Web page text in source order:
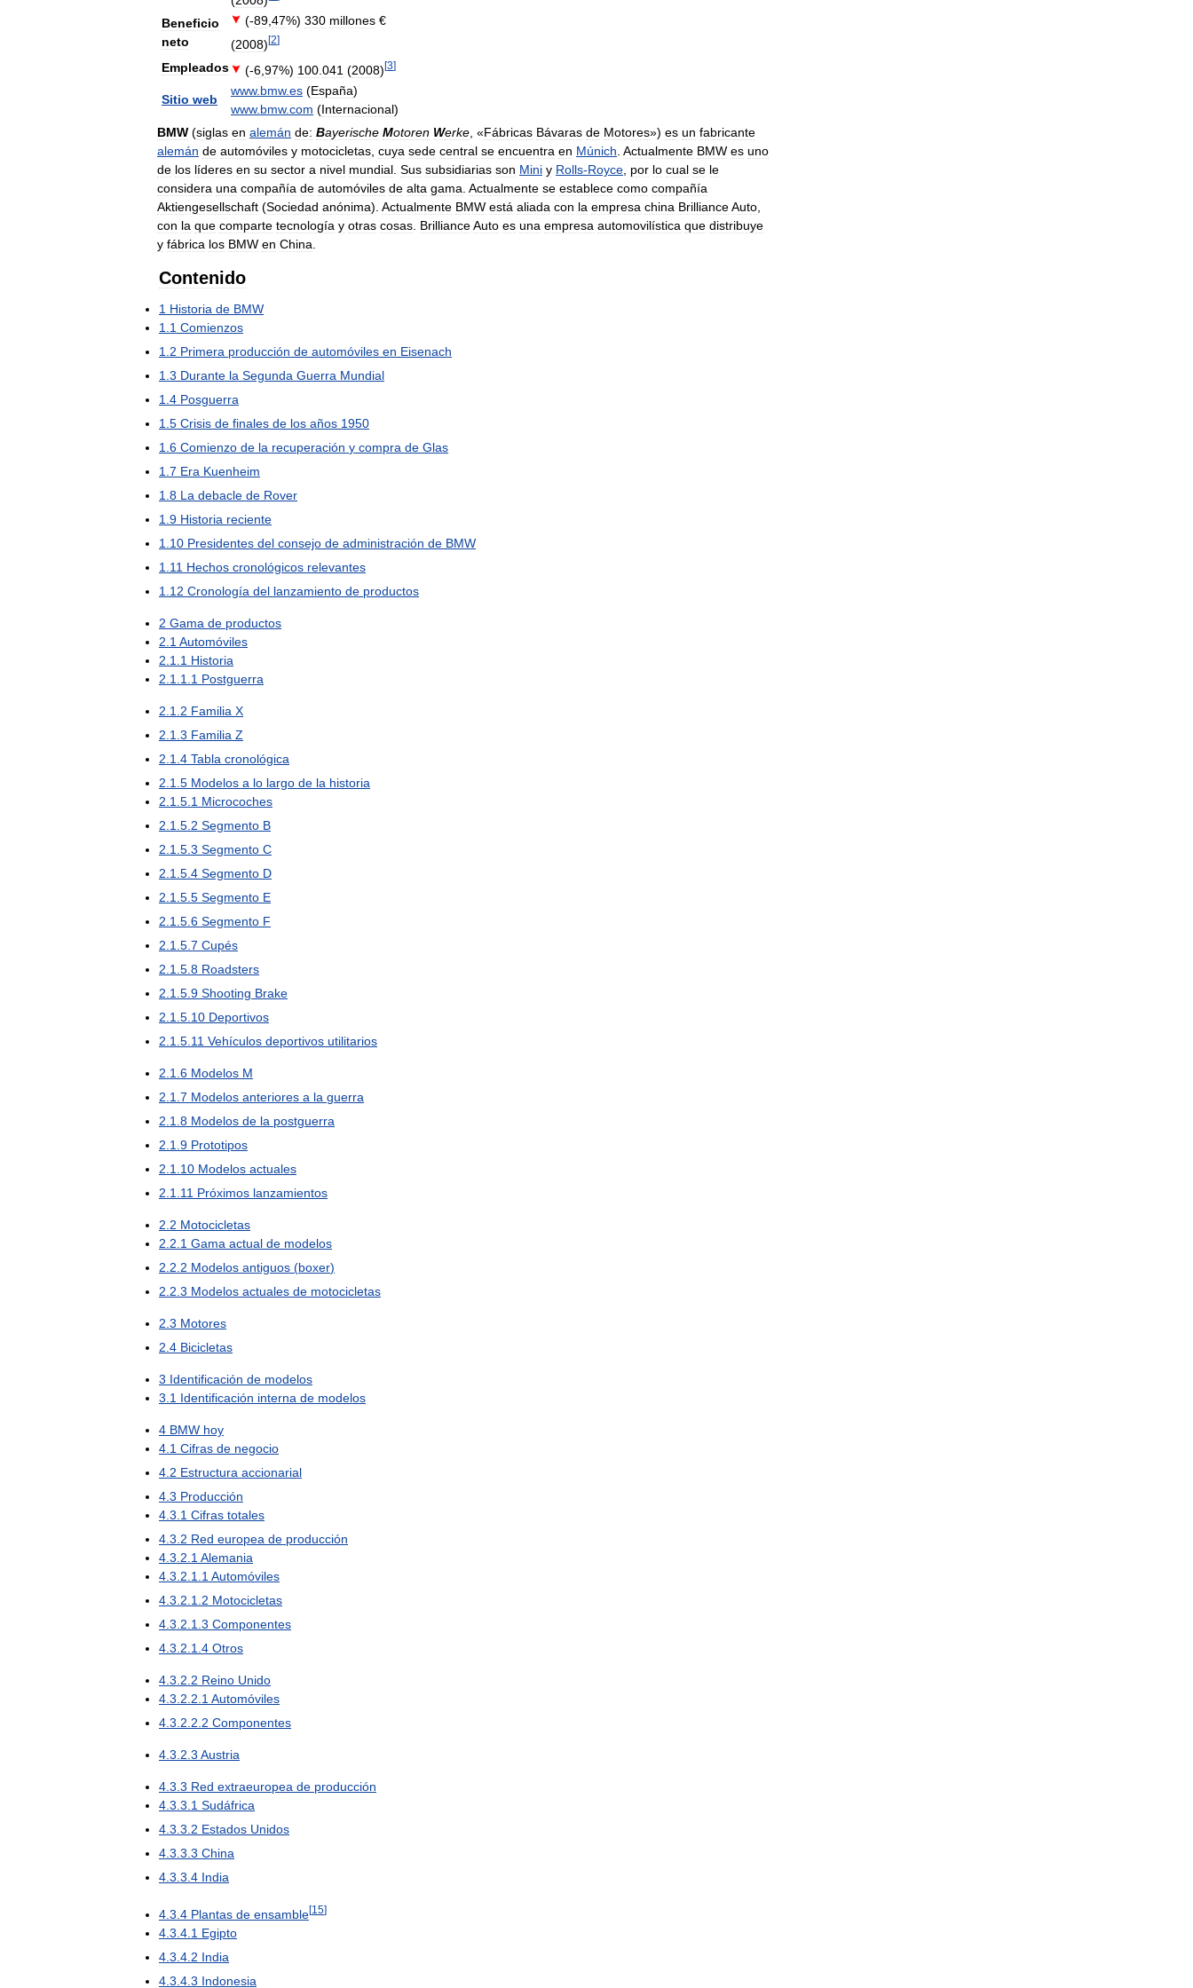
Beneficio
neto
(-89 47%) 330 millones €
(2008)[2]
Empleados (-6 97%) 100 041 (2008)[3]
Sitio web
www. bmw.es (España)
www. bmw.com (Internacional)
BMW (siglas en alemán de: Bayerische Motoren Werke , «Fábricas Bávaras de Motores») es un fabricante
alemán de automóviles y motocicletas cuya sede central se encuentra en Múnich Actualmente BMW es uno
de los líderes en su sector a nivel mundial Sus subsidiarias son Mini y Rolls-Royce por lo cual se le
considera una compañía de automóviles de alta gama Actualmente se establece como compañía
Aktiengesellschaft (Sociedad anónima). Actualmente BMW está aliada con la empresa china BrillianceAuto
con la que comparte tecnología y otras cosas BrillianceAuto es una empresa automovilística que distribuye
y fábrica los BMW en China
Contenido
1 Historia de BMW
1 1 Comienzos
1 2 Primera producción de automóviles en Eisenach
1 3 Durante la Segunda Guerra Mundial
1 4 Posguerra
1 5 Crisis de finales de los años 1950
1 6 Comienzo de la recuperación y compra de Glas
1 7 Era Kuenheim
1 8 La debacle de Rover
1 9 Historia reciente
1 10 Presidentes del consejo de administración de BMW
1 11 Hechos cronológicos relevantes
1 12 Cronología del lanzamiento de productos
2 Gama de productos
2 1 Automóviles
2 1 1 Historia
2 1 1 1 Postguerra
2 1 2 Familia X
2 1 3 Familia Z
2 1 4 Tabla cronológica
2 1 5 Modelos a lo largo de la historia
2 1 5 1 Microcoches
2 1 5 2 Segmento B
2 1 5 3 Segmento C
2 1 5 4 Segmento D
2 1 5 5 Segmento E
2 1 5 6 Segmento F
2 1 5 7 Cupés
2 1 5 8 Roadsters
2 1 5 9 Shooting Brake
2 1 5 10 Deportivos
2 1 5 11 Vehículos deportivos utilitarios
2 1 6 Modelos M
2 1 7 Modelos anteriores a la guerra
2 1 8 Modelos de la postguerra
2 1 9 Prototipos
2 1 10 Modelos actuales
2 1 11 Próximos lanzamientos
2 2 Motocicletas
2 2 1 Gama actual de modelos
2 2 2 Modelos antiguos (boxer)
2 2 3 Modelos actuales de motocicletas
2 3 Motores
2 4 Bicicletas
3 Identificación de modelos
3 1 Identificación interna de modelos
4 BMW hoy
4 1 Cifras de negocio
4 2 Estructura accionarial
4 3 Producción
4 3 1 Cifras totales
4 3 2 Red europea de producción
4 3 2 1 Alemania
4 3 2 1 1 Automóviles
4 3 2 1 2 Motocicletas
4 3 2 1 3 Componentes
4 3 2 1 4 Otros
4 3 2 2 Reino Unido
4 3 2 2 1 Automóviles
4 3 2 2 2 Componentes
4 3 2 3 Austria
4 3 3 Red extraeuropea de producción
4 3 3 1 Sudáfrica
4 3 3 2 Estados Unidos
4 3 3 3 China
4 3 3 4 India
4 3 4 Plantas de ensamble[15]
4 3 4 1 Egipto
4 3 4 2 India
4 3 4 3 Indonesia